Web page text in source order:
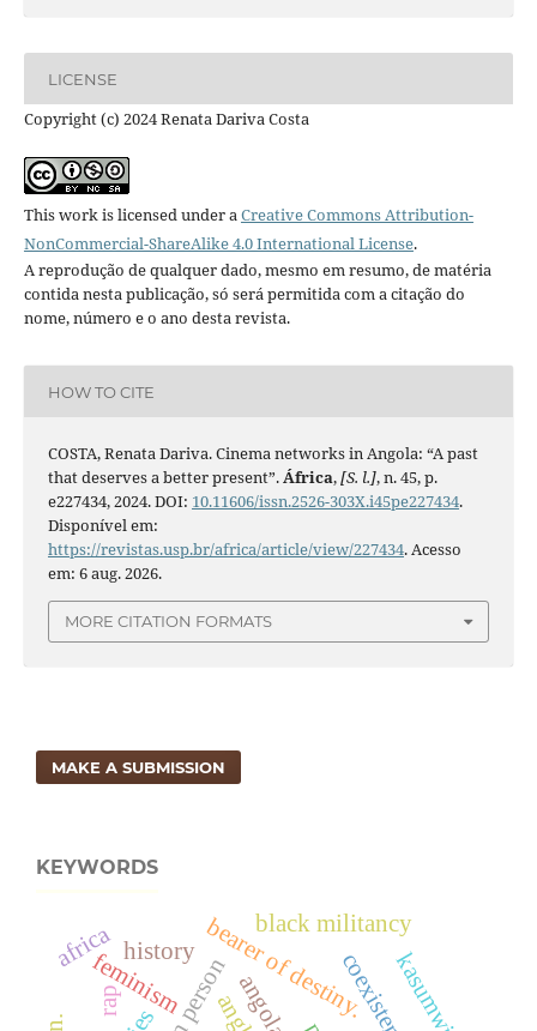
LICENSE
Copyright (c) 2024 Renata Dariva Costa
This work is licensed under aCreative Commons Attribution-
NonCommercial-ShareAlike 4.0 International License.
A reprodução de qualquer dado, mesmo em resumo, de matéria
contida nesta publicação, só será permitida com a citação do
nome, número e o ano desta revista.
HOW TO CITE
COSTA, Renata Dariva. Cinema networks in Angola: “A past
that deserves a better present”.África,[S. l.], n. 45, p.
e227434, 2024. DOI: 10.11606/issn.2526-303X.i45pe227434.
Disponível em:
https://revistas.usp.br/africa/article/view/227434. Acesso
em: 6 aug. 2026.
MORE CITATION FORMATS
MAKE A SUBMISSION
KEYWORDS
bearer of destiny.
black militancy
feminism kasumwinu
history
angola
rap
africa